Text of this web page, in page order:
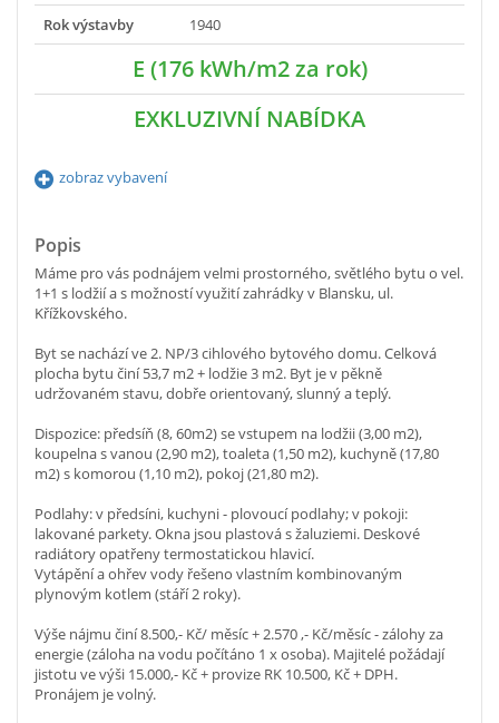
Rok výstavby
1940
E (176 kWh/m2 za rok)
EXKLUZIVNÍ NABÍDKA
zobraz vybavení
Popis
Máme pro vás podnájem velmi prostorného, světlého bytu o vel.
1+1 s lodžií a s možností využití zahrádky v Blansku, ul.
Křížkovského.
Byt se nachází ve 2. NP/3 cihlového bytového domu. Celková
plocha bytu činí 53,7 m2 + lodžie 3 m2. Byt je v pěkně
udržovaném stavu, dobře orientovaný, slunný a teplý.
Dispozice: předsíň (8, 60m2) se vstupem na lodžii (3,00 m2),
koupelna s vanou (2,90 m2), toaleta (1,50 m2), kuchyně (17,80
m2) s komorou (1,10 m2), pokoj (21,80 m2).
Podlahy: v předsíni, kuchyni - plovoucí podlahy; v pokoji:
lakované parkety. Okna jsou plastová s žaluziemi. Deskové
radiátory opatřeny termostatickou hlavicí.
Vytápění a ohřev vody řešeno vlastním kombinovaným
plynovým kotlem (stáří 2 roky).
Výše nájmu činí 8.500,- Kč/ měsíc + 2.570 ,- Kč/měsíc - zálohy za
energie (záloha na vodu počítáno 1 x osoba). Majitelé požádají
jistotu ve výši 15.000,- Kč + provize RK 10.500, Kč + DPH.
Pronájem je volný.